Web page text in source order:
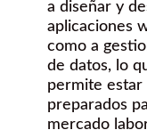
a diseñar y
aplicaciones
como a
de datos, lo
permite estar
preparados
mercado